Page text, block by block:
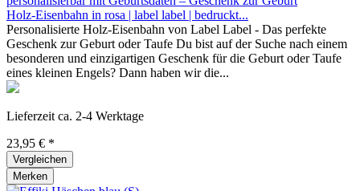
Holz-Eisenbahn in rosa | label label | bedruckt...
Personalisierte Holz-Eisenbahn von Label Label - Das perfekte
Geschenk zur Geburt oder Taufe Du bist auf der Suche nach einem
besonderen und einzigartigen Geschenk für die Geburt oder Taufe
eines kleinen Engels? Dann haben wir die...
Lieferzeit ca. 2-4 Werktage
23,95 € *
Vergleichen
Merken